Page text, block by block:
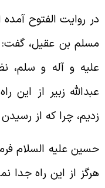
روايت الفتوح آمده
بن عقيل، گفت:
و آله و سلم،
زبير از اين
چرا كه از
عليه السلام
از اين راه جدا